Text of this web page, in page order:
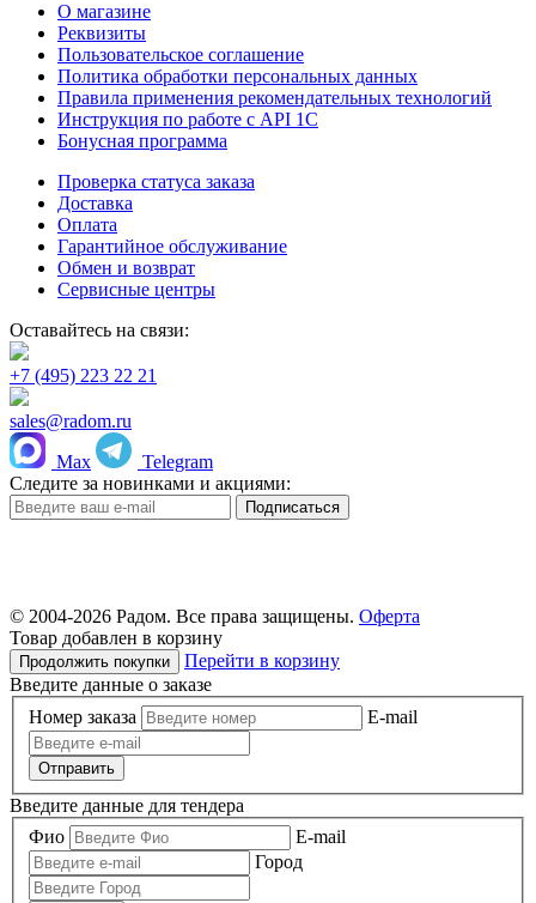
О магазине
Реквизиты
Пользовательское соглашение
Политика обработки персональных данных
Правила применения рекомендательных технологий
Инструкция по работе с API 1C
Бонусная программа
Проверка статуса заказа
Доставка
Оплата
Гарантийное обслуживание
Обмен и возврат
Сервисные центры
Оставайтесь на связи:
+7 (495) 223 22 21
sales@radom.ru
Max
Telegram
Следите за новинками и акциями:
© 2004-2026 Радом. Все права защищены. Оферта
Товар добавлен в корзину
Продолжить покупки
Перейти в корзину
Введите данные о заказе
Номер заказа
E-mail
Отправить
Введите данные для тендера
Фио
E-mail
Город